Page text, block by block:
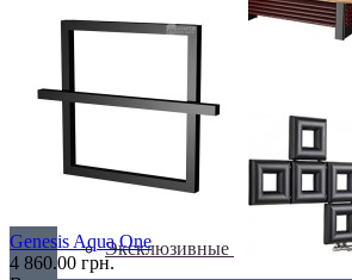
Теплая скамья
Эксклюзивные
Genesis Aqua One
4 860.00 грн.